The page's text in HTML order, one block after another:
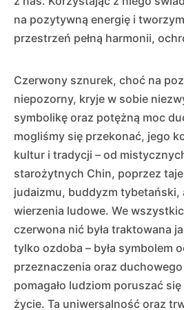
na pozytywną energię i
przestrzeń pełną harmonii,
Czerwony sznurek, choć na
niepozorny, kryje w sobie
symbolikę oraz potężną moc
mogliśmy się przekonać, jego
kultur i tradycji – od
starożytnych Chin, poprzez
judaizmu, buddyzm tybetański,
wierzenia ludowe. We
czerwona nić była traktowana
tylko ozdoba – była symbolem
przeznaczenia oraz
pomagało ludziom poruszać
życie. Ta uniwersalność oraz